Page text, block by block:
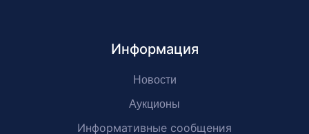
Информация
Новости
Аукционы
Информативные сообщения